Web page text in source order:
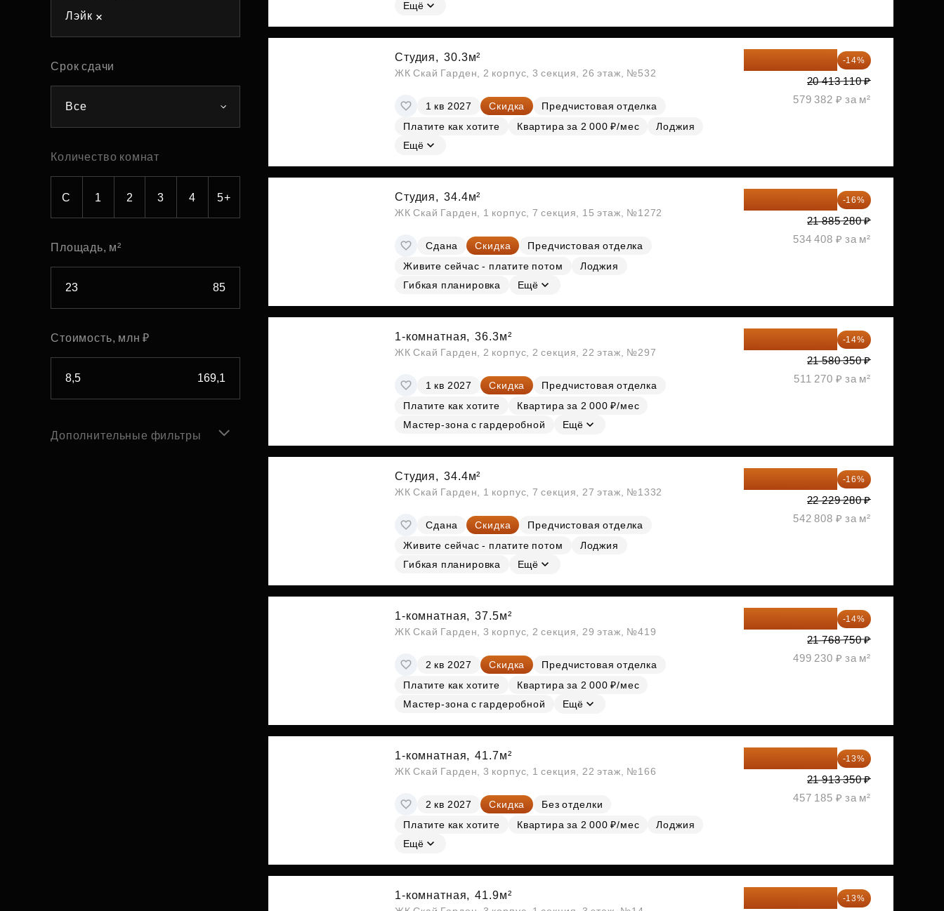
Рефинансирование
Субсидии
Лэйк
Срок сдачи
Все
Количество комнат
С 1 2 3 4 5+
Площадь, м²
Стоимость, млн ₽
Дополнительные фильтры
Ещё
Студия, 30.3м²
ЖК Скай Гарден, 2 корпус, 3 секция, 26 этаж, №532
1 кв 2027 Скидка
Предчистовая отделка
Платите как хотите
Квартира за 2 000 ₽/мес
Лоджия
Ещё
-14%
20 413 110 ₽
579 382 ₽ за м²
Студия, 34.4м²
ЖК Скай Гарден, 1 корпус, 7 секция, 15 этаж, №1272
Сдана Скидка
Предчистовая отделка
Живите сейчас - платите потом
Лоджия
Гибкая планировка
Ещё
-16%
21 885 280 ₽
534 408 ₽ за м²
1-комнатная, 36.3м²
ЖК Скай Гарден, 2 корпус, 2 секция, 22 этаж, №297
1 кв 2027 Скидка
Предчистовая отделка
Платите как хотите
Квартира за 2 000 ₽/мес
Мастер-зона с гардеробной
Ещё
-14%
21 580 350 ₽
511 270 ₽ за м²
Студия, 34.4м²
ЖК Скай Гарден, 1 корпус, 7 секция, 27 этаж, №1332
Сдана Скидка
Предчистовая отделка
Живите сейчас - платите потом
Лоджия
Гибкая планировка
Ещё
-16%
22 229 280 ₽
542 808 ₽ за м²
1-комнатная, 37.5м²
ЖК Скай Гарден, 3 корпус, 2 секция, 29 этаж, №419
2 кв 2027 Скидка
Предчистовая отделка
Платите как хотите
Квартира за 2 000 ₽/мес
Мастер-зона с гардеробной
Ещё
-14%
21 768 750 ₽
499 230 ₽ за м²
1-комнатная, 41.7м²
ЖК Скай Гарден, 3 корпус, 1 секция, 22 этаж, №166
2 кв 2027 Скидка
Без отделки
Платите как хотите
Квартира за 2 000 ₽/мес
Лоджия
Ещё
-13%
21 913 350 ₽
457 185 ₽ за м²
1-комнатная, 41.9м² -13%